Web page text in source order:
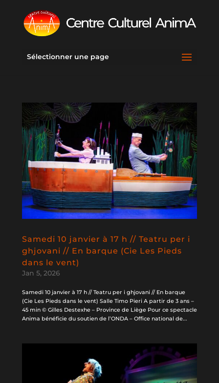
Sélectionner une page
Samedi 10 janvier à 17 h // Teatru per i
ghjovani // En barque (Cie Les Pieds
dans le vent)
Jan 5, 2026
Samedi 10 janvier à 17 h // Teatru per i ghjovani // En barque
(Cie Les Pieds dans le vent) Salle Timo Pieri A partir de 3 ans –
45 min © Gilles Destexhe – Province de Liège Pour ce spectacle
Anima bénéficie du soutien de l’ONDA – Office national de...